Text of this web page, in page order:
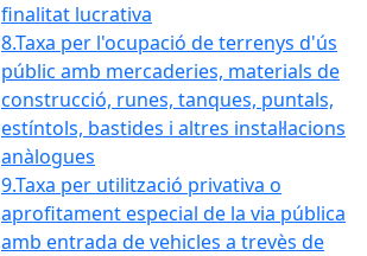
finalitat lucrativa
8.Taxa per l'ocupació de terrenys d'ús
públic amb mercaderies, materials de
construcció, runes, tanques, puntals,
estíntols, bastides i altres instal·lacions
anàlogues
9.Taxa per utilització privativa o
aprofitament especial de la via pública
amb entrada de vehicles a trevès de